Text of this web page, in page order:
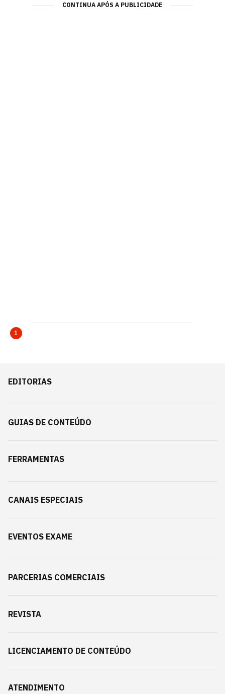
CONTINUA APÓS A PUBLICIDADE
1
EDITORIAS
GUIAS DE CONTEÚDO
FERRAMENTAS
CANAIS ESPECIAIS
EVENTOS EXAME
PARCERIAS COMERCIAIS
REVISTA
LICENCIAMENTO DE CONTEÚDO
ATENDIMENTO